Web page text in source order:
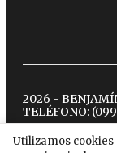
Utilizamos
2026 -
TELÉFONO: